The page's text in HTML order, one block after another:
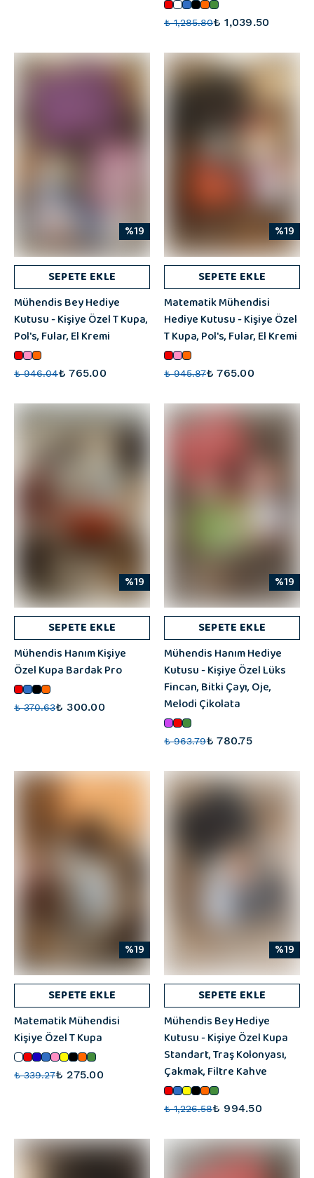
₺ 1,285.80₺ 1,039.50
%19
SEPETE EKLE
Mühendis Bey Hediye
Kutusu - Kişiye Özel T Kupa,
Pol's, Fular, El Kremi
₺ 946.04₺ 765.00
%19
SEPETE EKLE
Matematik Mühendisi
Hediye Kutusu - Kişiye Özel
T Kupa, Pol's, Fular, El Kremi
₺ 945.87₺ 765.00
%19
SEPETE EKLE
Mühendis Hanım Kişiye
Özel Kupa Bardak Pro
₺ 370.63₺ 300.00
%19
SEPETE EKLE
Mühendis Hanım Hediye
Kutusu - Kişiye Özel Lüks
Fincan, Bitki Çayı, Oje,
Melodi Çikolata
₺ 963.79₺ 780.75
%19
SEPETE EKLE
Matematik Mühendisi
Kişiye Özel T Kupa
₺ 339.27₺ 275.00
%19
SEPETE EKLE
Mühendis Bey Hediye
Kutusu - Kişiye Özel Kupa
Standart, Traş Kolonyası,
Çakmak, Filtre Kahve
₺ 1,226.58₺ 994.50